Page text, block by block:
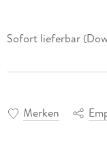
Sofort lieferbar
Merken